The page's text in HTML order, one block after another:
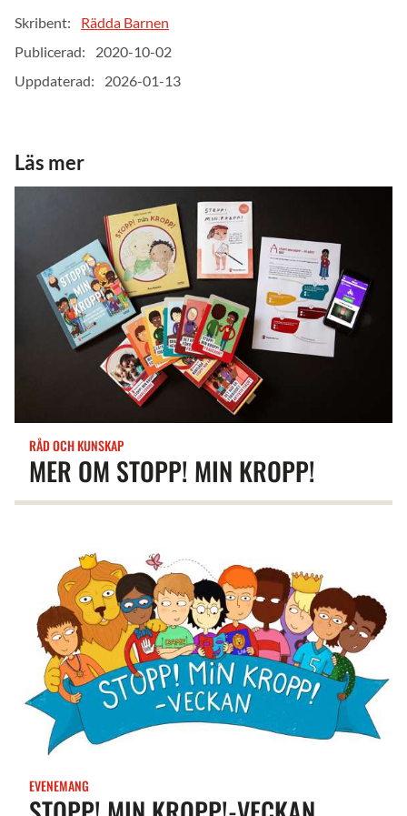
Skribent:
Rädda Barnen
Publicerad:
2020-10-02
Uppdaterad:
2026-01-13
Läs mer
MER OM STOPP! MIN KROPP!
RÅD OCH KUNSKAP
EVENEMANG